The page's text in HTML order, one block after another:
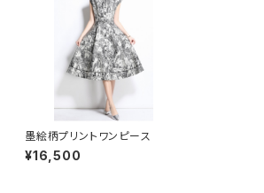
墨絵柄プリントワンピース
¥16,500